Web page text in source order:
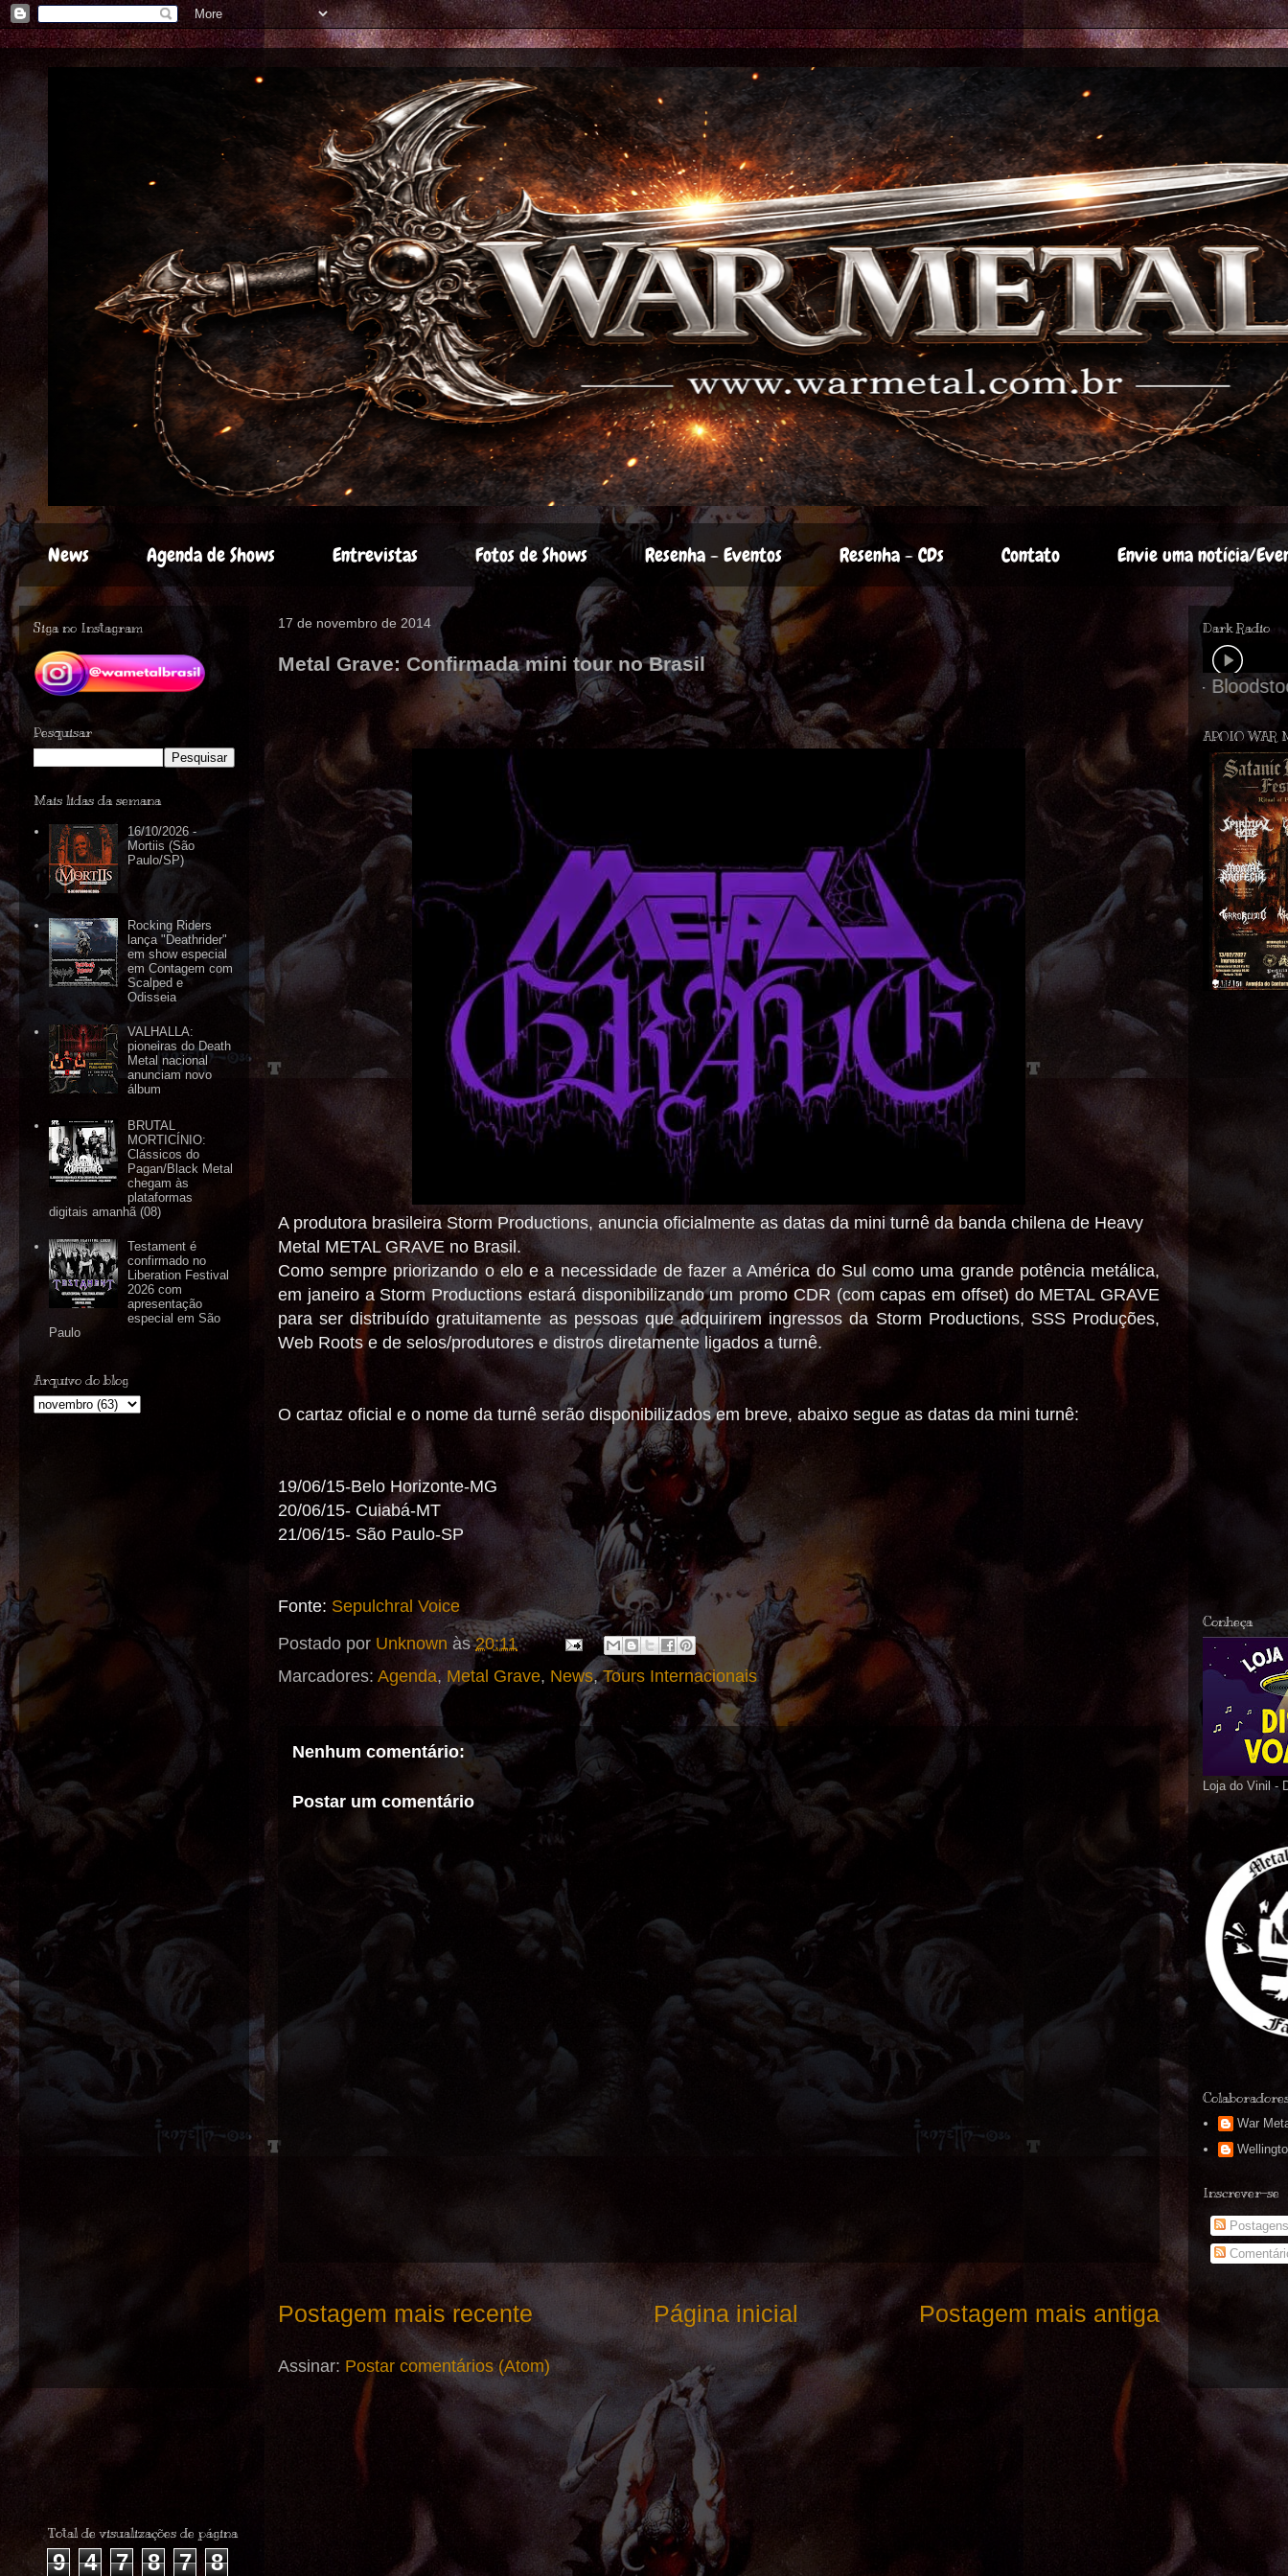
News Agenda de Shows Entrevistas Fotos de Shows Resenha - Eventos Resenha - CDs Contato Envie uma notícia/
17 de novembro de 2014
Metal Grave: Confirmada mini tour no Brasil
A produtora brasileira Storm Productions, anuncia oficialmente as datas da mini turnê da banda chilena de Heavy
Metal METAL GRAVE no Brasil.
Como sempre priorizando o elo e a necessidade de fazer a América do Sul como uma grande potência metálica,
em janeiro a Storm Productions estará disponibilizando um promo CDR (com capas em offset) do METAL GRAVE
para ser distribuído gratuitamente as pessoas que adquirirem ingressos da Storm Productions, SSS Produções,
Web Roots e de selos/produtores e distros diretamente ligados a turnê.
O cartaz oficial e o nome da turnê serão disponibilizados em breve, abaixo segue as datas da mini turnê:
19/06/15-Belo Horizonte-MG
20/06/15- Cuiabá-MT
21/06/15- São Paulo-SP
Fonte: Sepulchral Voice
Postado por Unknown às20:11
Marcadores: Agenda, Metal Grave, News,Tours Internacionais
Nenhum comentário:
Postar um comentário
Postagem mais recente Postagem mais antiga
Página inicial
Assinar: Postar comentários (Atom)
Siga no Instagram
Pesquisar
Mais lidas da semana
16/10/2026 -
Mortiis (São
Paulo/SP)
Rocking Riders
lança "Deathrider"
em show especial
em Contagem com
Scalped e
Odisseia
VALHALLA:
pioneiras do Death
Metal nacional
anunciam novo
álbum
BRUTAL
MORTICÍNIO:
Clássicos do
Pagan/Black Metal
chegam às
plataformas
digitais amanhã (08)
Testament é
confirmado no
Liberation Festival
2026 com
apresentação
especial em São
Paulo
Arquivo do blog
Dark Radio
APOIO WAR
Conheça
Loja do Vinil -
War
Inscrever-se
Postagens
Total de visualizações de página
9 4 7 8 7 8